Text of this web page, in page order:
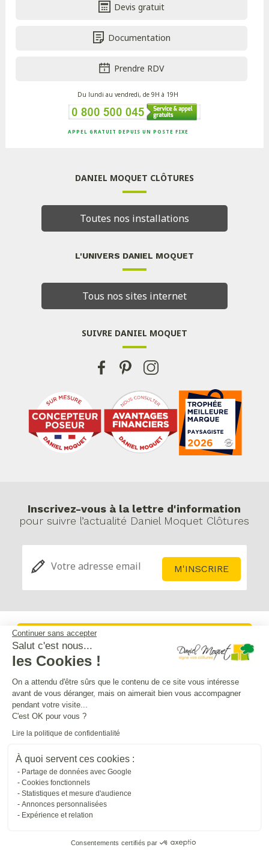
Continuer sans accepter
Salut c'est nous...
les Cookies !
On a attendu d'être sûrs que le contenu de ce site vous intéresse
avant de vous déranger, mais on aimerait bien vous accompagner
pendant votre visite...
C'est OK pour vous ?
Lire la politique de confidentialité
À quoi servent ces cookies :
Partage de données avec Google
Cookies fonctionnels
Statistiques et mesure d'audience
Annonces personnalisées
Expérience et relation
Consentements certifiés par
Devis gratuit
Documentation
Prendre RDV
Du lundi au vendredi, de 9H à 19H
APPEL GRATUIT DEPUIS UN POSTE FIXE
DANIEL MOQUET CLÔTURES
Toutes nos installations
L'UNIVERS DANIEL MOQUET
Tous nos sites internet
SUIVRE DANIEL MOQUET
Inscrivez-vous à la lettre d'information
pour suivre l’actualité Daniel Moquet Clôtures
Mentions légales
Crédits Agence de communication
Droit à l'oubli